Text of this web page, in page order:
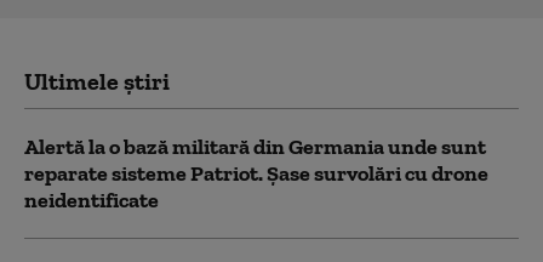
Ultimele știri
Alertă la o bază militară din Germania unde sunt
reparate sisteme Patriot. Șase survolări cu drone
neidentificate